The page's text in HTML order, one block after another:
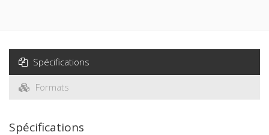
Spécifications
Formats
Spécifications